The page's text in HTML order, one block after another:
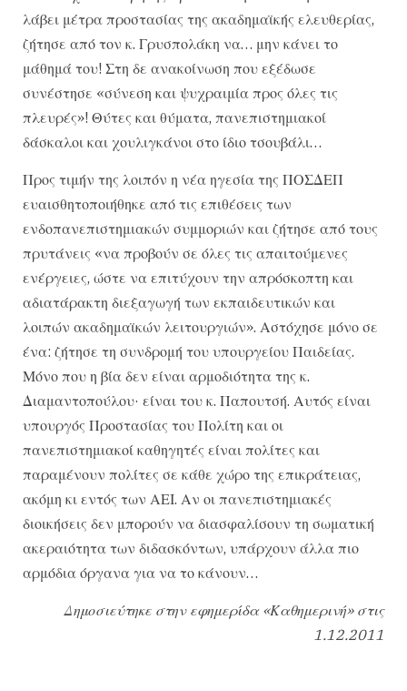
λάβει μέτρα προστασίας της ακαδημαϊκής ελευθερίας,
ζήτησε από τον κ. Γρυσπολάκη να… μην κάνει το
μάθημά του! Στη δε ανακοίνωση που εξέδωσε
συνέστησε «σύνεση και ψυχραιμία προς όλες τις
πλευρές»! Θύτες και θύματα, πανεπιστημιακοί
δάσκαλοι και χουλιγκάνοι στο ίδιο τσουβάλι…
Προς τιμήν της λοιπόν η νέα ηγεσία της ΠΟΣΔΕΠ
ευαισθητοποιήθηκε από τις επιθέσεις των
ενδοπανεπιστημιακών συμμοριών και ζήτησε από τους
πρυτάνεις «να προβούν σε όλες τις απαιτούμενες
ενέργειες, ώστε να επιτύχουν την απρόσκοπτη και
αδιατάρακτη διεξαγωγή των εκπαιδευτικών και
λοιπών ακαδημαϊκών λειτουργιών». Αστόχησε μόνο σε
ένα: ζήτησε τη συνδρομή του υπουργείου Παιδείας.
Μόνο που η βία δεν είναι αρμοδιότητα της κ.
Διαμαντοπούλου· είναι του κ. Παπουτσή. Αυτός είναι
υπουργός Προστασίας του Πολίτη και οι
πανεπιστημιακοί καθηγητές είναι πολίτες και
παραμένουν πολίτες σε κάθε χώρο της επικράτειας,
ακόμη κι εντός των ΑΕΙ. Αν οι πανεπιστημιακές
διοικήσεις δεν μπορούν να διασφαλίσουν τη σωματική
ακεραιότητα των διδασκόντων, υπάρχουν άλλα πιο
αρμόδια όργανα για να το κάνουν…
Δημοσιεύτηκε στην εφημερίδα «Καθημερινή» στις
1.12.2011